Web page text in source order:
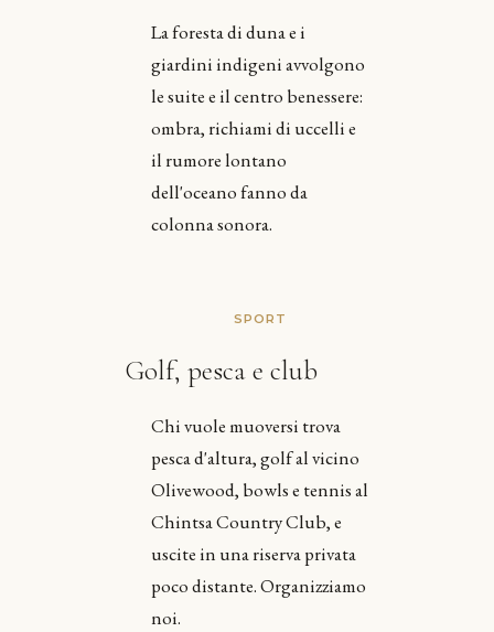
La foresta di duna e i
giardini indigeni avvolgono
le suite e il centro benessere:
ombra, richiami di uccelli e
il rumore lontano
dell'oceano fanno da
colonna sonora.
SPORT
Golf, pesca e club
Chi vuole muoversi trova
pesca d'altura, golf al vicino
Olivewood, bowls e tennis al
Chintsa Country Club, e
uscite in una riserva privata
poco distante. Organizziamo
noi.